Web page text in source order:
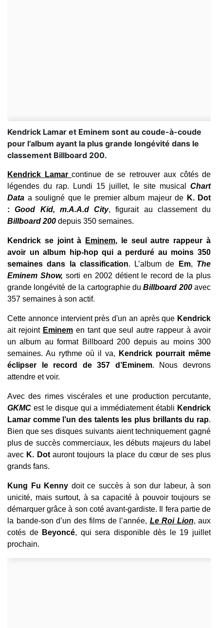
Kendrick Lamar et Eminem sont au coude-à-coude
pour l’album ayant la plus grande longévité dans le
classement Billboard 200.
Kendrick Lamar continue de se retrouver aux côtés de
légendes du rap. Lundi 15 juillet, le site musical Chart
Data a souligné que le premier album majeur de K. Dot
:
Good Kid, m.A.A.d City, figurait au classement du
Billboard 200 depuis 350 semaines.
Kendrick se joint à Eminem, le seul autre rappeur à
avoir un album hip-hop qui a perduré au moins 350
semaines dans la classification. L’album de Em, The
Eminem Show, sorti en 2002 détient le record de la plus
grande longévité de la cartographie duBillboard 200avec
357 semaines à son actif.
Cette annonce intervient près d'un an après que Kendrick
ait rejoint Eminemen tant que seul autre rappeur à avoir
un album au format Billboard 200 depuis au moins 300
semaines. Au rythme où il va,
Kendrick pourrait même
éclipser le record de 357 d’Eminem. Nous devrons
attendre et voir.
Avec des rimes viscérales et une production percutante,
GKMC est le disque qui a immédiatement établi Kendrick
Lamar comme l’un des talents les plus brillants du rap.
Bien que ses disques suivants aient techniquement gagné
plus de succès commerciaux, les débuts majeurs du label
avec K. Dotauront toujours la place du cœur de ses plus
grands fans.
Kung Fu Kenny doit ce succès à son dur labeur, à son
unicité, mais surtout, à sa capacité à pouvoir toujours se
démarquer grâce à son coté avant-gardiste. Il
fera partie de
la bande-son d’un des films de l’année, Le Roi Lion, aux
cotés de Beyoncé, qui sera disponible dès le 19 juillet
prochain.